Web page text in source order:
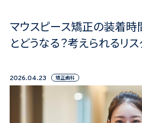
マウスピース矯正の装着時
とどうなる？考えられるリ
2026.04.23 矯正歯科